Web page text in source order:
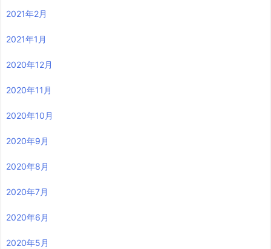
2021年2月
2021年1月
2020年12月
2020年11月
2020年10月
2020年9月
2020年8月
2020年7月
2020年6月
2020年5月